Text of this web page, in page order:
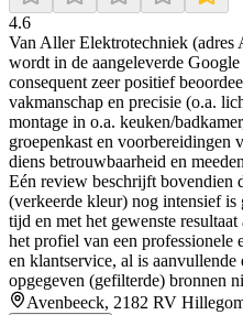
4.6
Van Aller Elektrotechniek
wordt in de aangeleverde
consequent zeer positief
vakmanschap en precisie (o.a.
montage in o.a. keuken/
groepenkast en voorbereidingen
diens betrouwbaarheid en
Eén review beschrijft bovendien
(verkeerde kleur) nog intensief
tijd en met het gewenste
het profiel van een
en klantservice, al is
opgegeven (gefilterde) bronnen
Avenbeeck, 2182 RV